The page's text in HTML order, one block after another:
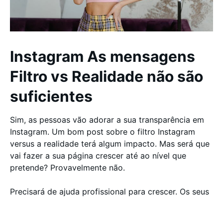
Instagram As mensagens
Filtro vs Realidade não são
suficientes
Sim, as pessoas vão adorar a sua transparência em
Instagram. Um bom post sobre o filtro Instagram
versus a realidade terá algum impacto. Mas será que
vai fazer a sua página crescer até ao nível que
pretende? Provavelmente não.
Precisará de ajuda profissional para crescer. Os seus